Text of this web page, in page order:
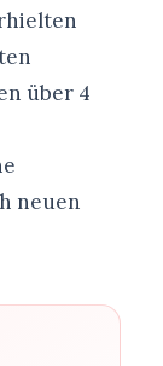
über 4
neuen